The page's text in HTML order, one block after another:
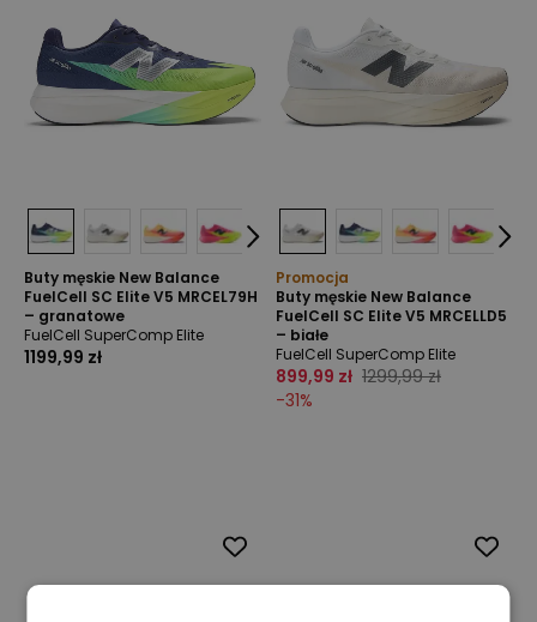
Buty męskie New Balance
FuelCell SC Elite V5 MRCEL79H
– granatowe
FuelCell SuperComp Elite
1199,99 zł
Promocja
Buty męskie New Balance
FuelCell SC Elite V5 MRCELLD5
– białe
FuelCell SuperComp Elite
899,99 zł 1299,99 zł
-31%